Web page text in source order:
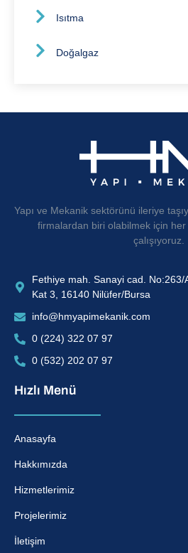
Isıtma
Doğalgaz
Yapı ve Mekanik sektörünü ileriye
firmalardan biri olabilmek için
çalışıyoruz.
Fethiye mah. Sanayi cad.
Kat 3, 16140 Nilüfer/Bursa
info@hmyapimekanik.com
0 (224) 322 07 97
0 (532) 202 07 97
Hızlı Menü
Anasayfa
Hakkımızda
Hizmetlerimiz
Projelerimiz
İletişim